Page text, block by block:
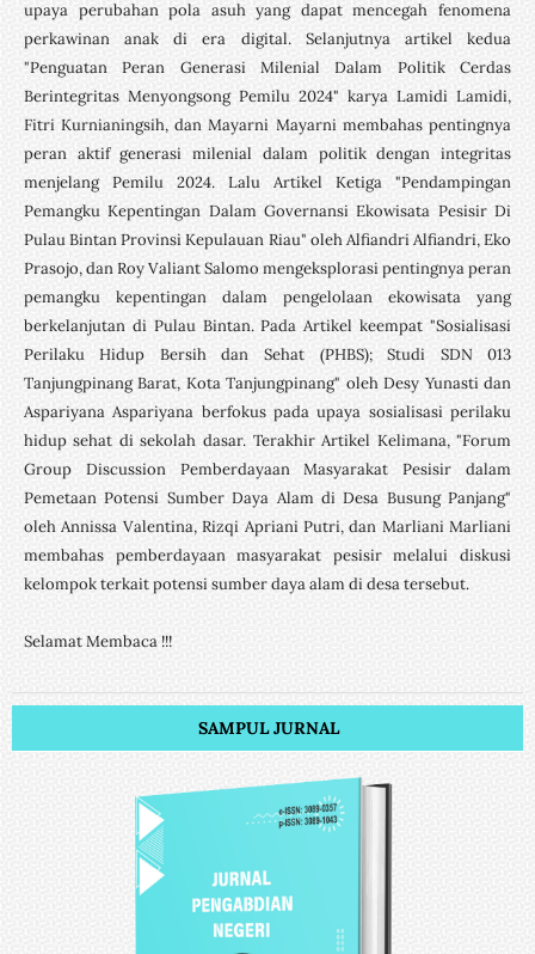
upaya perubahan pola asuh yang dapat mencegah fenomena
perkawinan anak di era digital. Selanjutnya artikel kedua
"Penguatan Peran Generasi Milenial Dalam Politik Cerdas
Berintegritas Menyongsong Pemilu 2024" karya Lamidi Lamidi,
Fitri Kurnianingsih, dan Mayarni Mayarni membahas pentingnya
peran aktif generasi milenial dalam politik dengan integritas
menjelang Pemilu 2024. Lalu Artikel Ketiga "Pendampingan
Pemangku Kepentingan Dalam Governansi Ekowisata Pesisir Di
Pulau Bintan Provinsi Kepulauan Riau" oleh Alfiandri Alfiandri, Eko
Prasojo, dan Roy Valiant Salomo mengeksplorasi pentingnya peran
pemangku kepentingan dalam pengelolaan ekowisata yang
berkelanjutan di Pulau Bintan. Pada Artikel keempat "Sosialisasi
Perilaku Hidup Bersih dan Sehat (PHBS); Studi SDN 013
Tanjungpinang Barat, Kota Tanjungpinang" oleh Desy Yunasti dan
Aspariyana Aspariyana berfokus pada upaya sosialisasi perilaku
hidup sehat di sekolah dasar. Terakhir Artikel Kelimana, "Forum
Group Discussion Pemberdayaan Masyarakat Pesisir dalam
Pemetaan Potensi Sumber Daya Alam di Desa Busung Panjang"
oleh Annissa Valentina, Rizqi Apriani Putri, dan Marliani Marliani
membahas pemberdayaan masyarakat pesisir melalui diskusi
kelompok terkait potensi sumber daya alam di desa tersebut.
Selamat Membaca !!!
SAMPUL JURNAL